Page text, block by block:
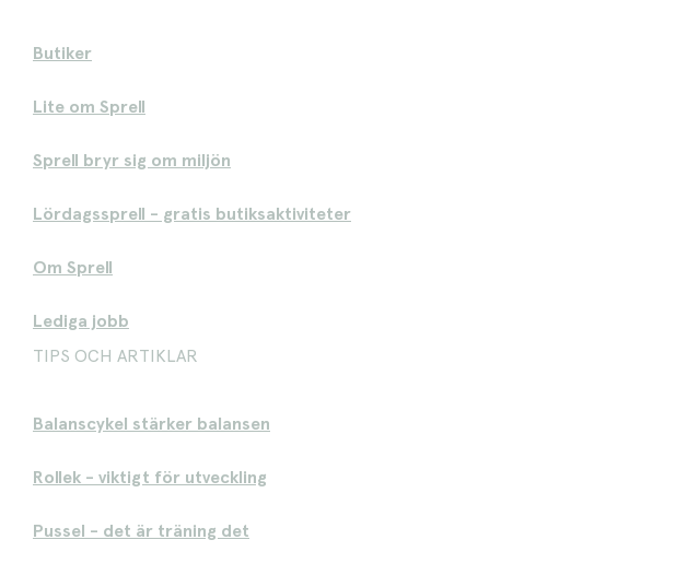
Butiker
Lite om Sprell
Sprell bryr sig om miljön
Lördagssprell - gratis butiksaktiviteter
Om Sprell
Lediga jobb
TIPS OCH ARTIKLAR
Balanscykel stärker balansen
Rollek - viktigt för utveckling
Pussel - det är träning det